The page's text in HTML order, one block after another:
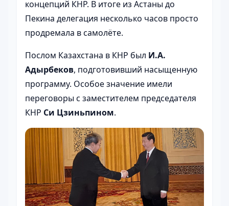
концепций КНР. В итоге из Астаны до
Пекина делегация несколько часов просто
продремала в самолёте.
Послом Казахстана в КНР был И.А.
Адырбеков, подготовивший насыщенную
программу. Особое значение имели
переговоры с заместителем председателя
КНР Си Цзиньпином.